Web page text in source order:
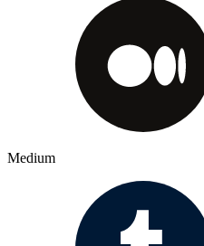
Medium